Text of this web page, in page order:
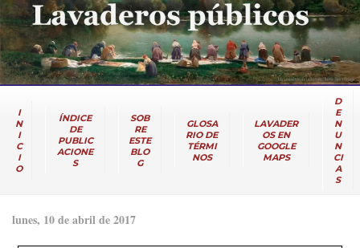
I
N
I
C
I
O
ÍNDICE
DE
PUBLIC
ACIONE
S
SOB
RE
ESTE
BLO
G
GLOSA
RIO DE
TÉRMI
NOS
LAVADER
OS EN
GOOGLE
MAPS
D
E
N
U
N
CI
A
S
lunes, 10 de abril de 2017